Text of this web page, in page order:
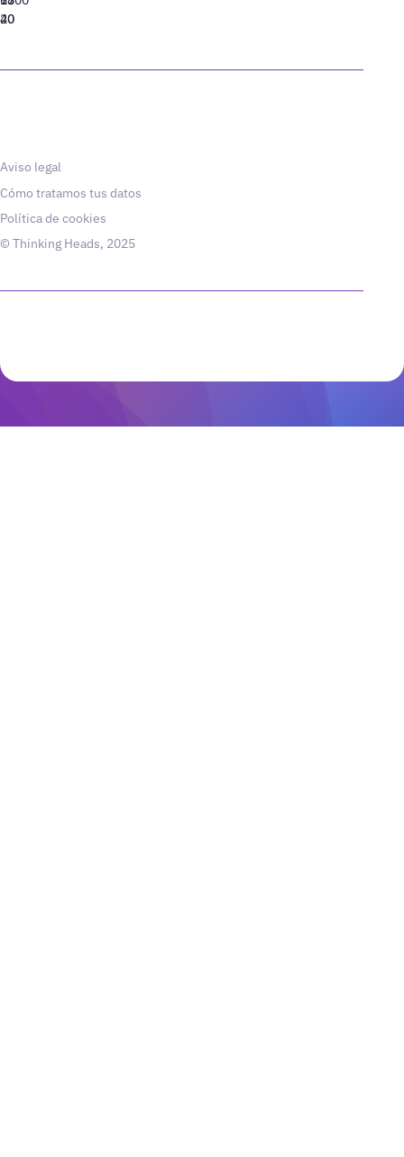
40
20
Aviso legal
Cómo tratamos tus datos
Política de cookies
© Thinking Heads, 2025